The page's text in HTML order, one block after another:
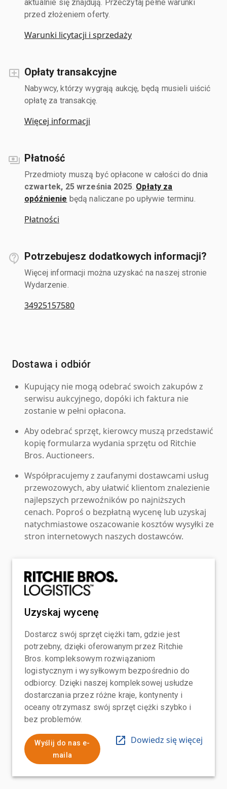
aktualnie się znajdują. Przeczytaj pełne warunki
przed złożeniem oferty.
Warunki licytacji i sprzedaży
Opłaty transakcyjne
Nabywcy, którzy wygrają aukcję, będą musieli uiścić
opłatę za transakcję.
Więcej informacji
Płatność
Przedmioty muszą być opłacone w całości do dnia
czwartek, 25 września 2025. Opłaty za
opóźnienie będą naliczane po upływie terminu.
Płatności
Potrzebujesz dodatkowych informacji?
Więcej informacji można uzyskać na naszej stronie
Wydarzenie.
34925157580
Dostawa i odbiór
Kupujący nie mogą odebrać swoich zakupów z
serwisu aukcyjnego, dopóki ich faktura nie
zostanie w pełni opłacona.
Aby odebrać sprzęt, kierowcy muszą przedstawić
kopię formularza wydania sprzętu od Ritchie
Bros. Auctioneers.
Współpracujemy z zaufanymi dostawcami usług
przewozowych, aby ułatwić klientom znalezienie
najlepszych przewoźników po najniższych
cenach. Poproś o bezpłatną wycenę lub uzyskaj
natychmiastowe oszacowanie kosztów wysyłki ze
stron internetowych naszych dostawców.
Uzyskaj wycenę
Dostarcz swój sprzęt ciężki tam, gdzie jest
potrzebny, dzięki oferowanym przez Ritchie
Bros. kompleksowym rozwiązaniom
logistycznym i wysyłkowym bezpośrednio do
odbiorcy. Dzięki naszej kompleksowej usłudze
dostarczania przez różne kraje, kontynenty i
oceany otrzymasz swój sprzęt ciężki szybko i
bez problemów.
Wyślij do nas e-
maila
Dowiedz się więcej